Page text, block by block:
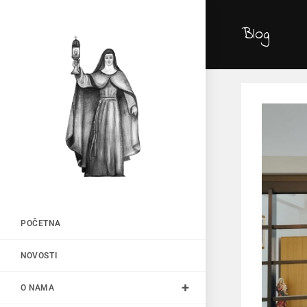
POČETNA
NOVOSTI
O NAMA
Blog